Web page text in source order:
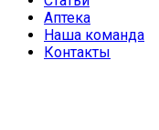
Аптека
Наша команда
Контакты